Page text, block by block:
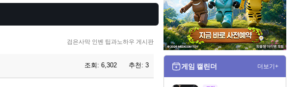
검은사막 인벤 팁과노하우 게시판
조회: 6,302 추천: 3 게임 캘린더 더보기+